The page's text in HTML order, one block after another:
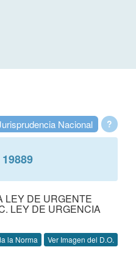
?
Nacional
19889
LEY DE URGENTE
LEY DE URGENCIA
la Norma Ver Imagen del D.O.